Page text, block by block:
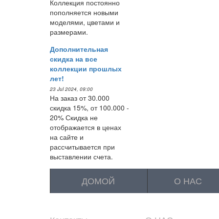
Коллекция постоянно
пополняется новыми
моделями, цветами и
размерами.
Дополнительная
скидка на все
коллекции прошлых
лет!
23 Jul 2024, 09:00
На заказ от 30.000
скидка 15%, от 100.000 -
20% Скидка не
отображается в ценах
на сайте и
рассчитывается при
выставлении счета.
ДОМОЙ О НАС